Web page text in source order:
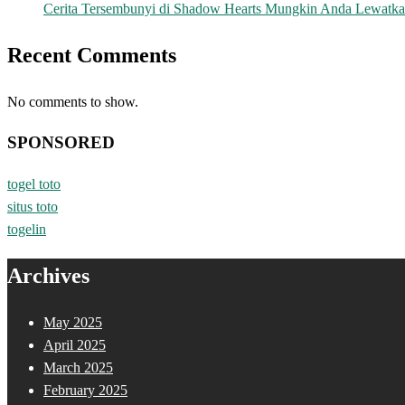
Cerita Tersembunyi di Shadow Hearts Mungkin Anda
Recent Comments
No comments to show.
SPONSORED
togel toto
situs toto
togelin
Archives
May 2025
April 2025
March 2025
February 2025